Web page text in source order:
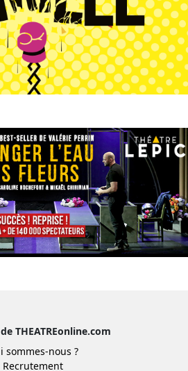
THEATREonline.com
sommes-nous ?
Recrutement